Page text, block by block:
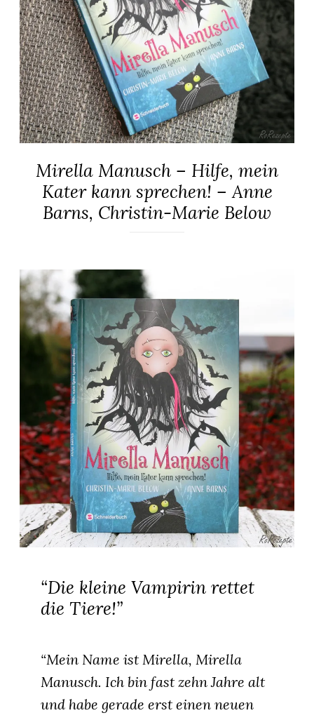
ALLGEMEIN
KINDER-
JUGENDBÜCHER
Mirella Manusch – Hilfe, mein
Kater kann sprechen! – Anne
Barns, Christin-Marie Below
“Die kleine Vampirin rettet
die Tiere!”
“Mein Name ist Mirella, Mirella
Manusch. Ich bin fast zehn Jahre alt
und habe gerade erst einen neuen